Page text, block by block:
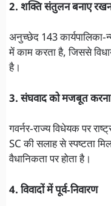
2. शक्ति संतुलन बनाए
अनुच्छेद 143
में काम करता है, जिससे
है।
3. संघवाद को मजबूत करना
गवर्नर‑राज्य विधेयक पर
SC की सलाह से स्पष्टता
वैधानिकता पर होता है।
4. विवादों में पूर्व‑निवारण